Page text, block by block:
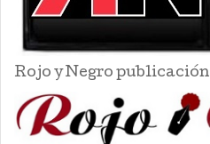
Rojo y Negro publicación